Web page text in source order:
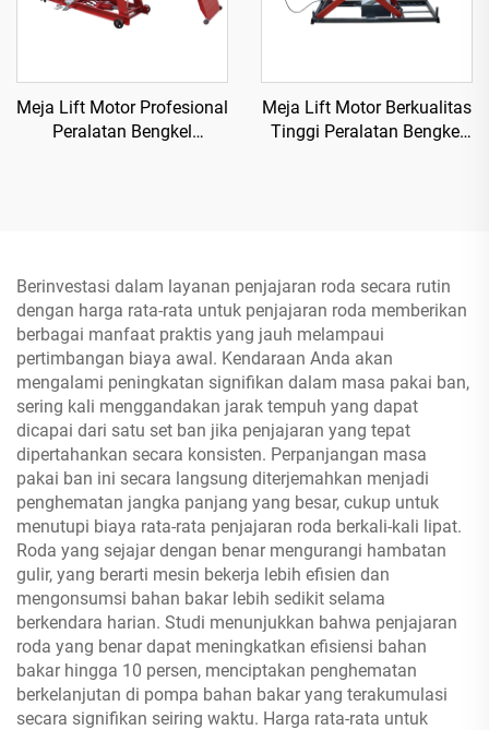
Meja Lift Motor Profesional
Peralatan Bengkel
Meja Lift Motor Berkualitas
Tinggi Peralatan Bengkel
Berinvestasi dalam layanan penjajaran roda secara rutin
dengan harga rata-rata untuk penjajaran roda memberikan
berbagai manfaat praktis yang jauh melampaui
pertimbangan biaya awal. Kendaraan Anda akan
mengalami peningkatan signifikan dalam masa pakai ban,
sering kali menggandakan jarak tempuh yang dapat
dicapai dari satu set ban jika penjajaran yang tepat
dipertahankan secara konsisten. Perpanjangan masa
pakai ban ini secara langsung diterjemahkan menjadi
penghematan jangka panjang yang besar, cukup untuk
menutupi biaya rata-rata penjajaran roda berkali-kali lipat.
Roda yang sejajar dengan benar mengurangi hambatan
gulir, yang berarti mesin bekerja lebih efisien dan
mengonsumsi bahan bakar lebih sedikit selama
berkendara harian. Studi menunjukkan bahwa penjajaran
roda yang benar dapat meningkatkan efisiensi bahan
bakar hingga 10 persen, menciptakan penghematan
berkelanjutan di pompa bahan bakar yang terakumulasi
secara signifikan seiring waktu. Harga rata-rata untuk